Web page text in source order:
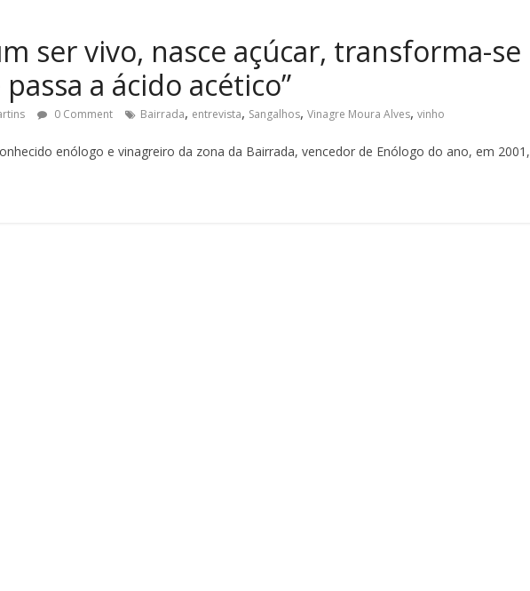
ser vivo, nasce açúcar, transforma-se
a ácido acético”
0 Comment Bairrada, entrevista, Sangalhos, Vinagre Moura Alves, vinho
enólogo e vinagreiro da zona da Bairrada, vencedor de Enólogo do ano, em 2001,